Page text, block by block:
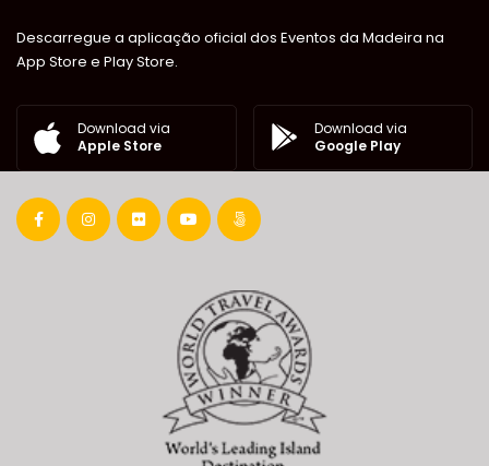
Descarregue a aplicação oficial dos Eventos da Madeira na
App Store e Play Store.
Download via
Apple Store
Download via
Google Play